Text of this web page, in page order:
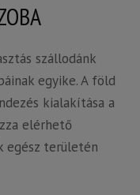
szállodánk
egyike. A föld
kialakítása a
elérhető
egész területén